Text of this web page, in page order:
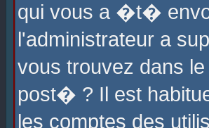
qui vous a �t�
l'administrateur a
vous trouvez dans
post� ? Il est
les comptes des